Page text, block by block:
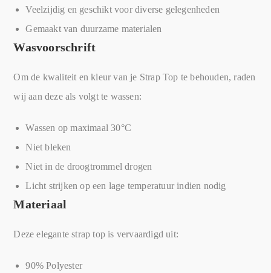
Veelzijdig en geschikt voor diverse gelegenheden
Gemaakt van duurzame materialen
Wasvoorschrift
Om de kwaliteit en kleur van je Strap Top te behouden, raden
wij aan deze als volgt te wassen:
Wassen op maximaal 30°C
Niet bleken
Niet in de droogtrommel drogen
Licht strijken op een lage temperatuur indien nodig
Materiaal
Deze elegante strap top is vervaardigd uit:
90% Polyester